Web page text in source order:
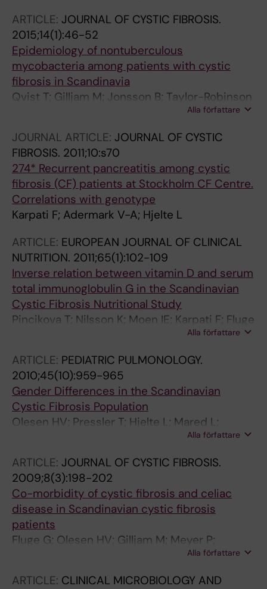
ARTICLE: JOURNAL OF CYSTIC FIBROSIS.
2015;14(1):46-52
Epidemiology of nontuberculous
mycobacteria among patients with cystic
fibrosis in Scandinavia
Qvist T; Gilljam M; Jonsson B; Taylor-Robinson
D; Jensen-Fangel S; Wang M; Svahn A; Kotz K;
Pressler T; Hoiby N; Katzenstein TL
Alla författare
JOURNAL ARTICLE: JOURNAL OF CYSTIC
FIBROSIS. 2011;10:s70
274* Recurrent pancreatitis among cystic
fibrosis (CF) patients at Stockholm CF Centre.
Correlations with genotype
Karpati F; Adermark V-A; Hjelte L
ARTICLE: EUROPEAN JOURNAL OF CLINICAL
NUTRITION. 2011;65(1):102-109
Inverse relation between vitamin D and serum
total immunoglobulin G in the Scandinavian
Cystic Fibrosis Nutritional Study
Pincikova T; Nilsson K; Moen IE; Karpati F; Fluge
G; Hollsing A; Knudsen PK; Lindblad A; Mared
Alla författare
ARTICLE: PEDIATRIC PULMONOLOGY.
2010;45(10):959-965
Gender Differences in the Scandinavian
Cystic Fibrosis Population
Olesen HV; Pressler T; Hjelte L; Mared L;
Lindblad A; Knudsen PK; Laerum BN;Alla författare
ARTICLE: JOURNAL OF CYSTIC FIBROSIS.
2009;8(3):198-202
Co-morbidity of cystic fibrosis and celiac
disease in Scandinavian cystic fibrosis
patients
Fluge G; Olesen HV; Gilljam M; Meyer P;
Pressler T; Storrosten OT; Karpati F; Hjelte L
Alla författare
ARTICLE: CLINICAL MICROBIOLOGY AND